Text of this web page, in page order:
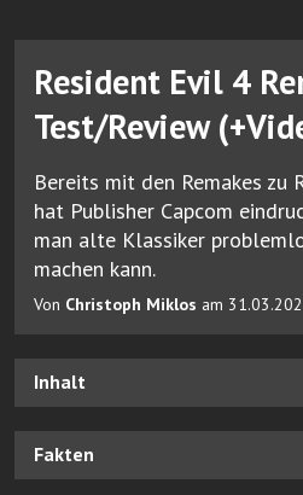
Resident Evil 4
Test/Review
Bereits mit den Remakes zu
hat Publisher Capcom
man alte Klassiker
machen kann.
Von Christoph Miklos am
Inhalt
Fakten